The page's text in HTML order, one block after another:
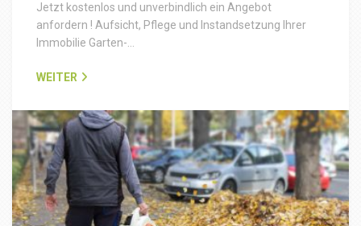
Jetzt kostenlos und unverbindlich ein Angebot
anfordern ! Aufsicht, Pflege und Instandsetzung Ihrer
Immobilie Garten-…
WEITER